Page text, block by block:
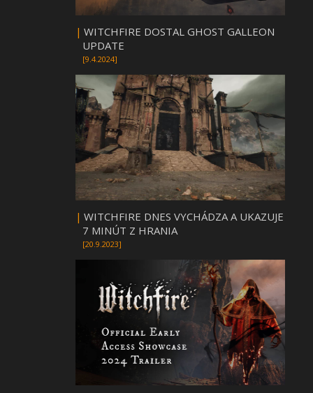
| WITCHFIRE DOSTAL GHOST GALLEON
UPDATE
[9.4.2024]
| WITCHFIRE DNES VYCHÁDZA A UKAZUJE
7 MINÚT Z HRANIA
[20.9.2023]